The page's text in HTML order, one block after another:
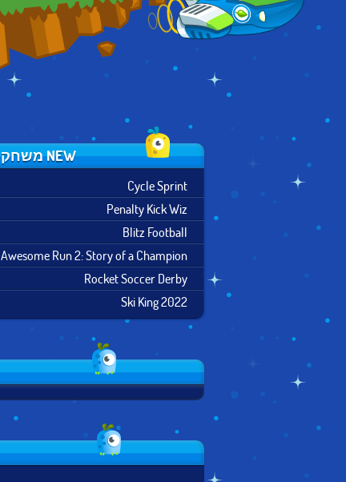
NEW משחקי ספורט
Cycle Sprint
Penalty Kick Wiz
Blitz Football
Awesome Run 2: Story of a Champion
Rocket Soccer Derby
Ski King 2022